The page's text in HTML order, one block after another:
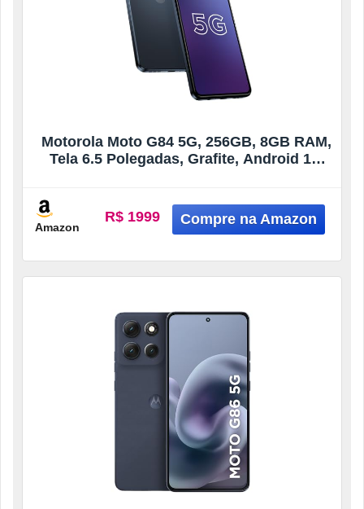
Motorola Moto G84 5G, 256GB, 8GB RAM,
Tela 6.5 Polegadas, Grafite, Android 13,
Amazon
R$ 1999